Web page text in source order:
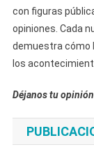
con figuras
opiniones. Cada
demuestra cómo
los
Déjanos tu